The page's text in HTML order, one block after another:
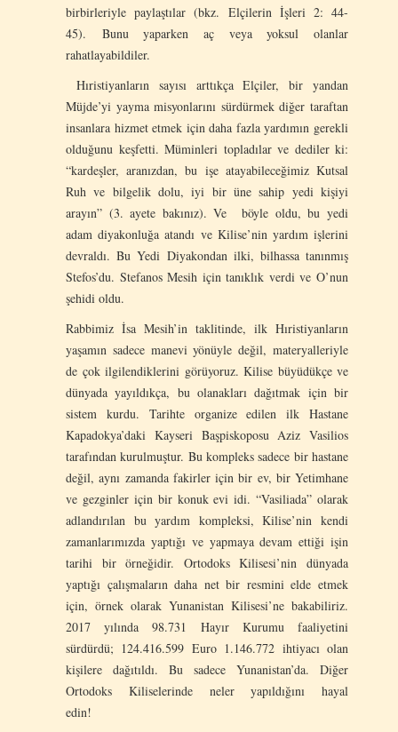
birbirleriyle paylaştılar (bkz. Elçilerin İşleri 2: 44-
45). Bunu yaparken aç veya yoksul olanlar
rahatlayabildiler.
Hıristiyanların sayısı arttıkça Elçiler, bir yandan
Müjde’yi yayma misyonlarını sürdürmek diğer taraftan
insanlara hizmet etmek için daha fazla yardımın gerekli
olduğunu keşfetti. Müminleri topladılar ve dediler ki:
“kardeşler, aranızdan, bu işe atayabileceğimiz Kutsal
Ruh ve bilgelik dolu, iyi bir üne sahip yedi kişiyi
arayın” (3. ayete bakınız). Ve böyle oldu, bu yedi
adam diyakonluğa atandı ve Kilise’nin yardım işlerini
devraldı. Bu Yedi Diyakondan ilki, bilhassa tanınmış
Stefos’du. Stefanos Mesih için tanıklık verdi ve O’nun
şehidi oldu.
Rabbimiz İsa Mesih’in taklitinde, ilk Hıristiyanların
yaşamın sadece manevi yönüyle değil, materyalleriyle
de çok ilgilendiklerini görüyoruz. Kilise büyüdükçe ve
dünyada yayıldıkça, bu olanakları dağıtmak için bir
sistem kurdu. Tarihte organize edilen ilk Hastane
Kapadokya’daki Kayseri Başpiskoposu Aziz Vasilios
tarafından kurulmuştur. Bu kompleks sadece bir hastane
değil, aynı zamanda fakirler için bir ev, bir Yetimhane
ve gezginler için bir konuk evi idi. “Vasiliada” olarak
adlandırılan bu yardım kompleksi, Kilise’nin kendi
zamanlarımızda yaptığı ve yapmaya devam ettiği işin
tarihi bir örneğidir. Ortodoks Kilisesi’nin dünyada
yaptığı çalışmaların daha net bir resmini elde etmek
için, örnek olarak Yunanistan Kilisesi’ne bakabiliriz.
2017 yılında 98.731 Hayır Kurumu faaliyetini
sürdürdü; 124.416.599 Euro 1.146.772 ihtiyacı olan
kişilere dağıtıldı. Bu sadece Yunanistan’da. Diğer
Ortodoks Kiliselerinde neler yapıldığını hayal
edin!